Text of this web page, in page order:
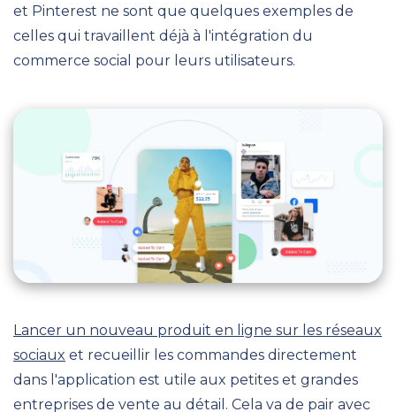
et Pinterest ne sont que quelques exemples de
celles qui travaillent déjà à l'intégration du
commerce social pour leurs utilisateurs.
Lancer un nouveau produit en ligne sur les réseaux
sociaux et recueillir les commandes directement
dans l'application est utile aux petites et grandes
entreprises de vente au détail. Cela va de pair avec